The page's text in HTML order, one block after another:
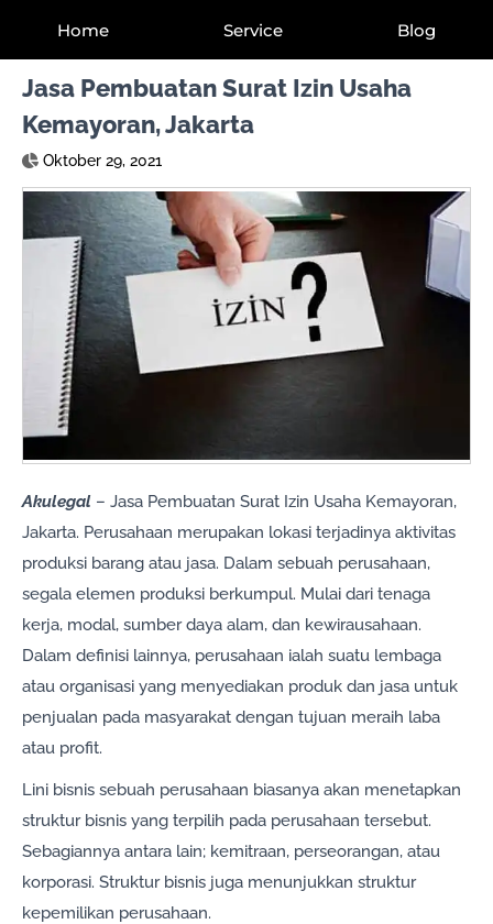
Home Service Blog
Jasa Pembuatan Surat Izin Usaha
Kemayoran, Jakarta
Oktober 29, 2021
Akulegal – Jasa Pembuatan Surat Izin Usaha Kemayoran,
Jakarta. Perusahaan merupakan lokasi terjadinya aktivitas
produksi barang atau jasa. Dalam sebuah perusahaan,
segala elemen produksi berkumpul. Mulai dari tenaga
kerja, modal, sumber daya alam, dan kewirausahaan.
Dalam definisi lainnya, perusahaan ialah suatu lembaga
atau organisasi yang menyediakan produk dan jasa untuk
penjualan pada masyarakat dengan tujuan meraih laba
atau profit.
Lini bisnis sebuah perusahaan biasanya akan menetapkan
struktur bisnis yang terpilih pada perusahaan tersebut.
Sebagiannya antara lain; kemitraan, perseorangan, atau
korporasi. Struktur bisnis juga menunjukkan struktur
kepemilikan perusahaan.